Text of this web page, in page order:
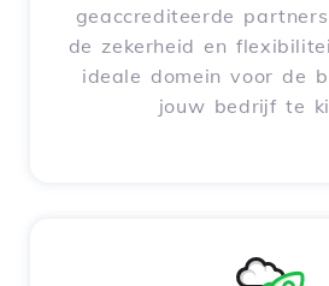
geaccrediteerde
de zekerheid en
ideale domein voor de
jouw bedrijf te